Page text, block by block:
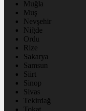
Muğla
Muş
Nevşehir
Niğde
Ordu
Rize
Sakarya
Samsun
Siirt
Sinop
Sivas
Tekirdağ
Tokat